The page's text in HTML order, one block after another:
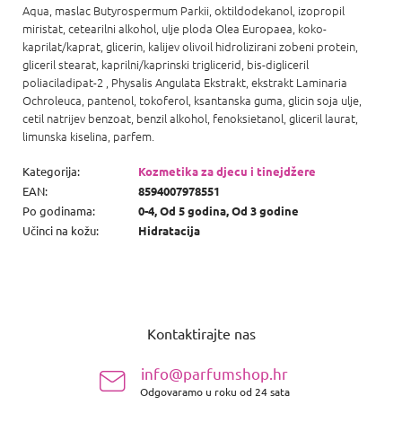
Aqua, maslac Butyrospermum Parkii, oktildodekanol, izopropil
miristat, cetearilni alkohol, ulje ploda Olea Europaea, koko-
kaprilat/kaprat, glicerin, kalijev olivoil hidrolizirani zobeni protein,
gliceril stearat, kaprilni/kaprinski triglicerid, bis-digliceril
poliaciladipat-2 , Physalis Angulata Ekstrakt, ekstrakt Laminaria
Ochroleuca, pantenol, tokoferol, ksantanska guma, glicin soja ulje,
cetil natrijev benzoat, benzil alkohol, fenoksietanol, gliceril laurat,
limunska kiselina, parfem.
Kategorija:
Kozmetika za djecu i tinejdžere
EAN:
8594007978551
Po godinama:
0-4, Od 5 godina, Od 3 godine
Učinci na kožu: Hidratacija
Kontaktirajte nas
info@parfumshop.hr
Odgovaramo u roku od 24 sata